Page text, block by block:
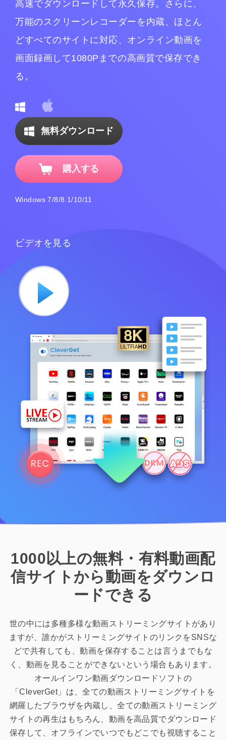
高速でダウンロードして永久保存。さらに、
万能のスクリーンレコーダーを内蔵、ほとん
どすべてのサイトに対応、オンライン動画を
画面録画して1080Pまでの高画質で保存でき
る。
無料ダウンロード
購入する
Windows 7/8/8.1/10/11
ビデオを見る
1000以上の無料・有料動画配
信サイトから動画をダウンロ
ードできる
世の中には多種多様な動画ストリーミングサイトがあり
ますが、誰かがストリーミングサイトのリンクをSNSな
どで共有しても、動画を保存することは言うまでもな
く、動画を見ることができないという場合もあります。
オールインワン動画ダウンロードソフトの
「CleverGet」は、全ての動画ストリーミングサイトを
網羅したブラウザを内蔵し、全ての動画ストリーミング
サイトの再生はもちろん、動画を高品質でダウンロード
保存して、オフラインでいつでもどこでも視聴すること